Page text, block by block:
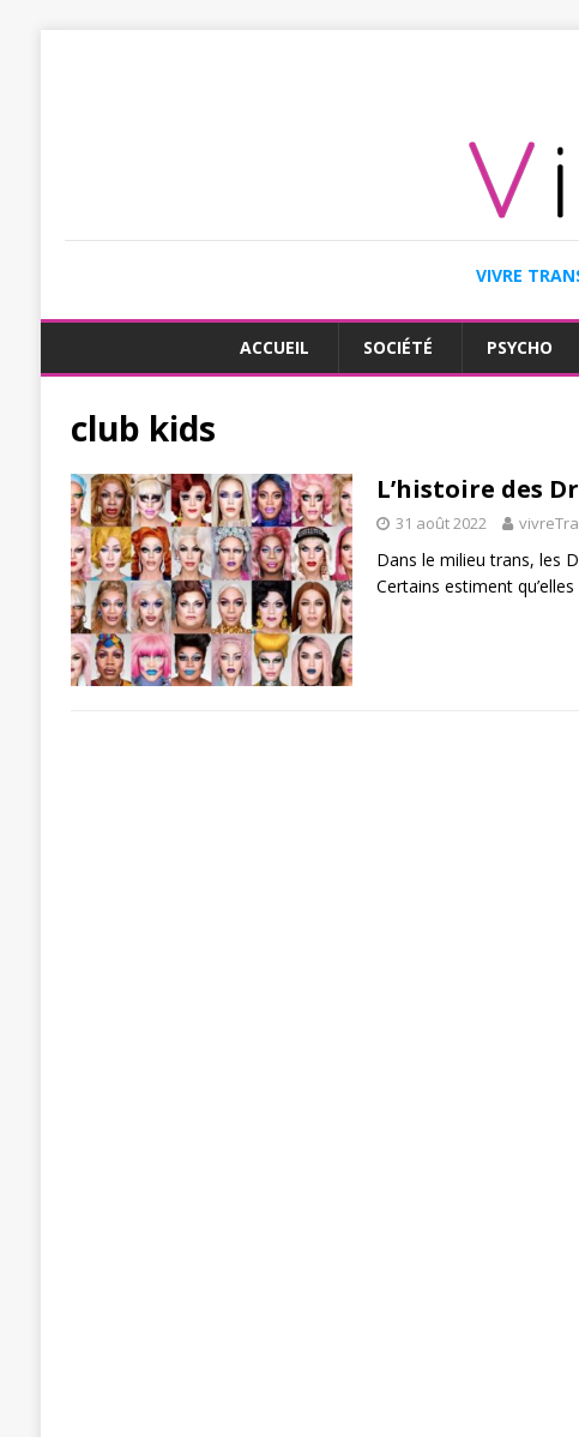
VIVRE
ACCUEIL SOCIÉTÉ PSYCHO
club kids
L’histoire des
31 août 2022
Dans le milieu trans, les
Certains estiment